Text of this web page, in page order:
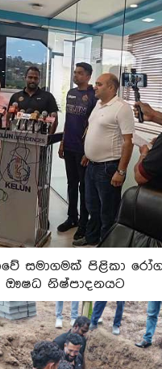
සමාගමක් පිළිකා
ඖෂධ නිෂ්පාදනයට